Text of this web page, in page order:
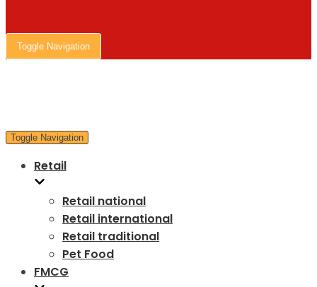
Toggle Navigation
Toggle Navigation
Retail
Retail national
Retail international
Retail traditional
Pet Food
FMCG